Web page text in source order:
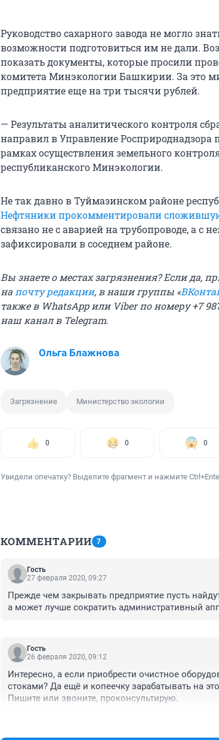
Руководство сахарного завода не могло
возможности подготовиться им не дали.
показать документы, которые просили
комитета Минэкологии Башкирии. За это
предприятие еще на три тысячи рублей.
— Результаты аналитического контроля
направил в Управление
рамках осуществления земельного
республиканского Минэкологии.
Не так давно в Туймазинском районе
Нефтяники прокомментировали
связано не с аварией на трубопроводе, а с
зафиксировали в соседнем районе.
Вы знаете о местах загрязнения? Если да,
на почту редакции, в наши группы «
также в WhatsApp или Viber по номеру +7
наш канал в Telegram.
Ольга Блажнова
Загрязнение Министерство экологии
0 0 0
Увидели опечатку? Выделите фрагмент и нажмите
КОММЕНТАРИИ 7
Гость
27 февраля 2020, 09:27
Прежде чем закрывать предприятие пусть
а может лучше сократить административный
Гость
26 февраля 2020, 09:12
Интересно, а если приобрести очистное
стоками? Да ещё и копеечку зарабатывать на
Пишите или звоните, проконсультирую.